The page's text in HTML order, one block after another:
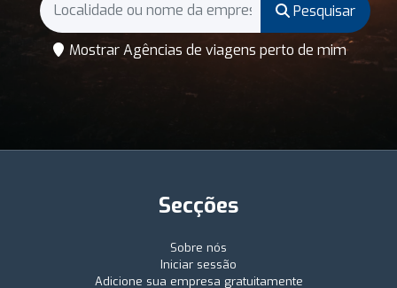
Pesquisar
Mostrar Agências de viagens perto de mim
Secções
Sobre nós
Iniciar sessão
Adicione sua empresa gratuitamente